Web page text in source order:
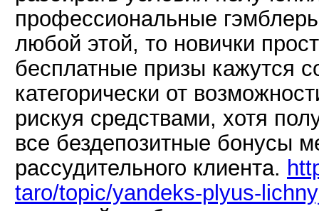
профессиональные
любой этой, то новички
бесплатные призы кажутся
категорически от
рискуя средствами, хотя
все бездепозитные бонусы
рассудительного клиента.
taro/topic/yandeks-plyus-